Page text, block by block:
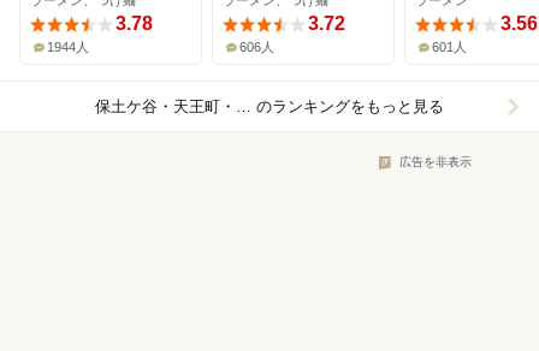
3.78
1944人
3.72
606人
3.56
601人
保土ケ谷・天王町・星川×ラーメン のランキングをもっと見る
広告を非表示